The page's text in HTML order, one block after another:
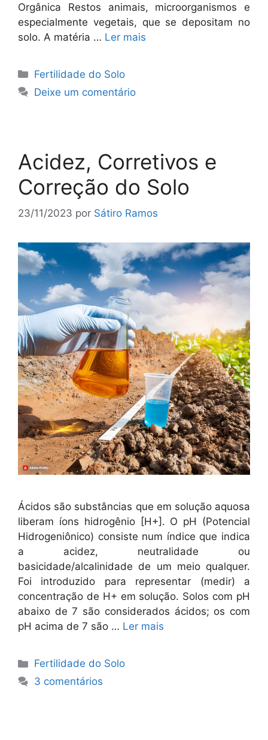
Orgânica Restos animais, microorganismos e
especialmente vegetais, que se depositam no
solo. A matéria … Ler mais
Categorias
Fertilidade do Solo
Deixe um comentário
Acidez, Corretivos e
Correção do Solo
23/11/2023 por Sátiro Ramos
Ácidos são substâncias que em solução aquosa
liberam íons hidrogênio [H+]. O pH (Potencial
Hidrogeniônico) consiste num índice que indica
a acidez, neutralidade ou
basicidade/alcalinidade de um meio qualquer.
Foi introduzido para representar (medir) a
concentração de H+ em solução. Solos com pH
abaixo de 7 são considerados ácidos; os com
pH acima de 7 são … Ler mais
Categorias
Fertilidade do Solo
3 comentários